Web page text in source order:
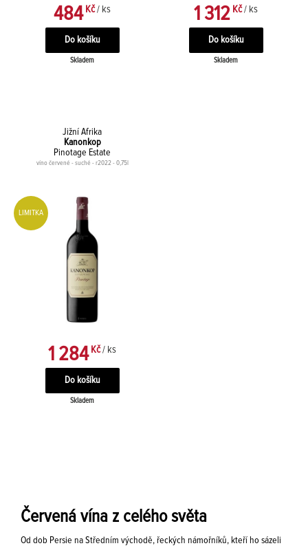
484 Kč / ks
Skladem
1 312 Kč / ks
Skladem
Jižní Afrika
Kanonkop
Pinotage Estate
víno červené - suché - r2022 - 0,75l
LIMITKA
1 284 Kč / ks
Skladem
Červená vína z celého světa
Od dob Persie na Středním východě, řeckých námořníků, kteří ho sázeli